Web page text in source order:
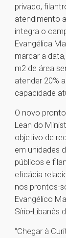
privado,
atendimento
integra o
Evangélica
marcar a
m2 de área
atender 20%
capacidade
O novo
Lean do
objetivo de
em unidades
públicos e
eficácia
nos prontos-
Evangélico
Sírio-Libanês
“Chegar à